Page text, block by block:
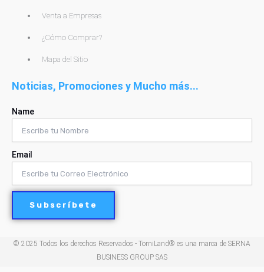
Venta a Empresas
¿Cómo Comprar?
Mapa del Sitio
Noticias, Promociones y Mucho más...
Name
Email
Subscríbete
© 2025 Todos los derechos Reservados - TorniLand® es una marca de SERNA
BUSINESS GROUP SAS